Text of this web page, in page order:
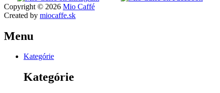
Copyright © 2026 Mio Caffé
Created by miocaffe.sk
Menu
Kategórie
Kategórie